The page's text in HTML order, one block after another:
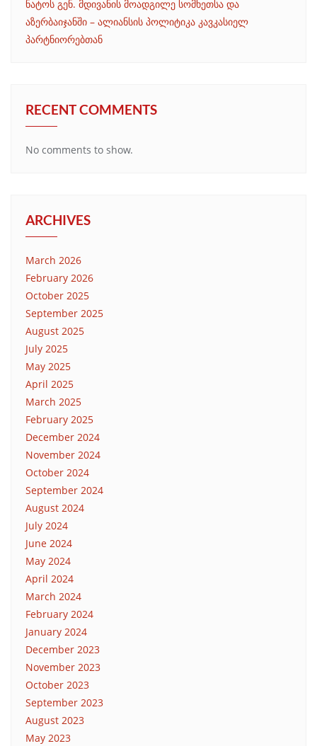
ნატოს გენ. მდივანის მოადგილე სომხეთსა და
აზერბაიჯანში – ალიანსის პოლიტიკა კავკასიელ
პარტნიორებთან
RECENT COMMENTS
No comments to show.
ARCHIVES
March 2026
February 2026
October 2025
September 2025
August 2025
July 2025
May 2025
April 2025
March 2025
February 2025
December 2024
November 2024
October 2024
September 2024
August 2024
July 2024
June 2024
May 2024
April 2024
March 2024
February 2024
January 2024
December 2023
November 2023
October 2023
September 2023
August 2023
May 2023